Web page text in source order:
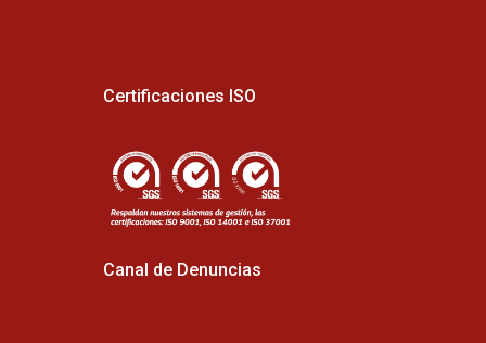
Certificaciones ISO
Canal de Denuncias